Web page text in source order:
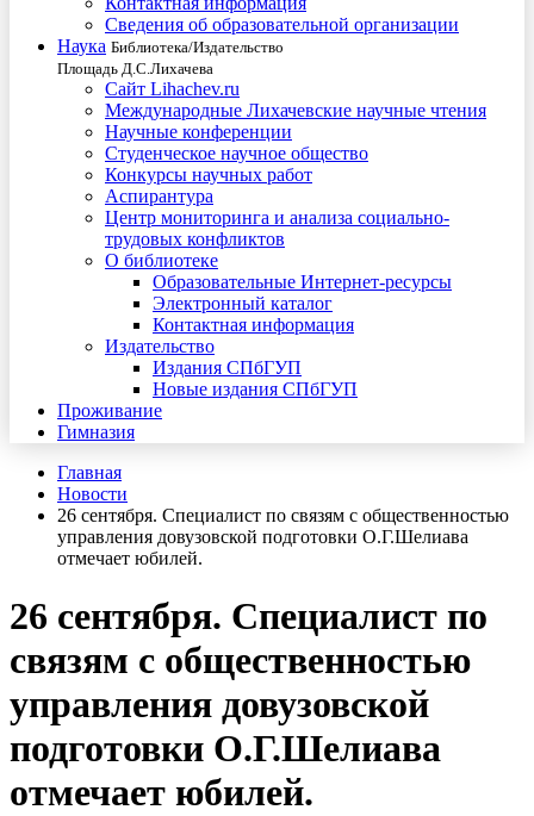
Сведения об образовательной организации
Наука Библиотека/Издательство
Площадь Д.С.Лихачева
Сайт Lihachev.ru
Международные Лихачевские научные чтения
Научные конференции
Студенческое научное общество
Конкурсы научных работ
Аспирантура
Центр мониторинга и анализа социально-
трудовых конфликтов
О библиотеке
Образовательные Интернет-ресурсы
Электронный каталог
Контактная информация
Издательство
Издания СПбГУП
Новые издания СПбГУП
Проживание
Гимназия
Главная
Новости
26 сентября. Специалист по связям с общественностью
управления довузовской подготовки О.Г.Шелиава
отмечает юбилей.
26 сентября. Специалист по
связям с общественностью
управления довузовской
подготовки О.Г.Шелиава
отмечает юбилей.